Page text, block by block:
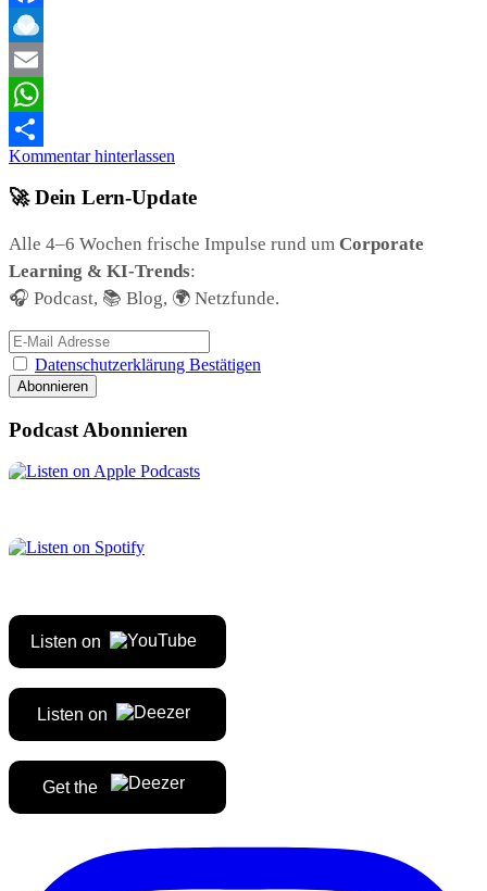
Facebook
Raindrop.io
Email
WhatsApp
Teilen
Kommentar hinterlassen
🚀 Dein Lern-Update
Alle 4–6 Wochen frische Impulse rund um Corporate
Learning & KI-Trends:
🎧 Podcast, 📚 Blog, 🌍 Netzfunde.
Datenschutzerklärung Bestätigen
Podcast Abonnieren
Listen on
Listen on
Get the